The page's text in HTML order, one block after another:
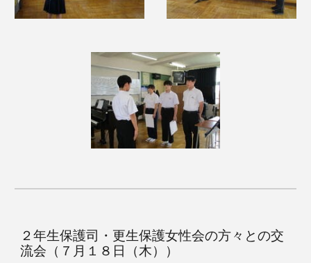
２年生保護司・更生保護女性会の方々との交
流会（７月１８日（木））